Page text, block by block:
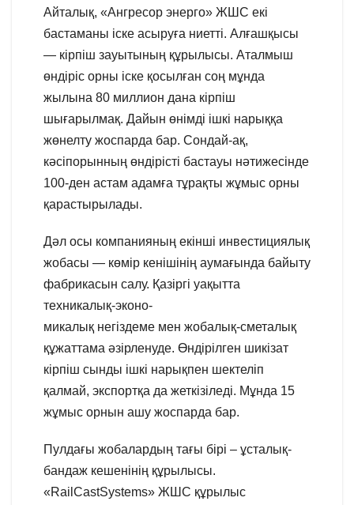
Айталық, «Ангресор энерго» ЖШС екі
бастаманы іске асыруға ниетті. Алғашқысы
— кірпіш зауытының құрылысы. Аталмыш
өндіріс орны іске қосылған соң мұнда
жылына 80 миллион дана кірпіш
шығарылмақ. Дайын өнімді ішкі нарыққа
жөнелту жоспарда бар. Сондай-ақ,
кәсіпорынның өндірісті бастауы нәтижесінде
100-ден астам адамға тұрақты жұмыс орны
қарастырылады.
Дәл осы компанияның екінші инвестициялық
жобасы — көмір кенішінің аумағында байыту
фабрикасын салу. Қазіргі уақытта
техникалық-эконо-
микалық негіздеме мен жобалық-сметалық
құжаттама әзірленуде. Өндірілген шикізат
кірпіш сынды ішкі нарықпен шектеліп
қалмай, экспортқа да жеткізіледі. Мұнда 15
жұмыс орнын ашу жоспарда бар.
Пулдағы жобалардың тағы бірі – ұсталық-
бандаж кешенінің құрылысы.
«RailCastSystems» ЖШС құрылыс